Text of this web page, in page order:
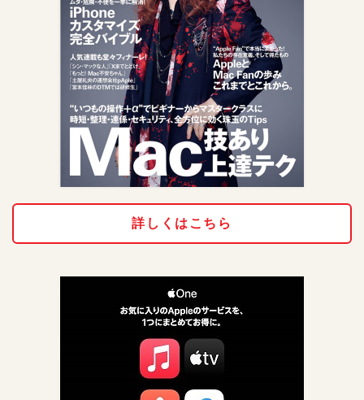
詳しくはこちら